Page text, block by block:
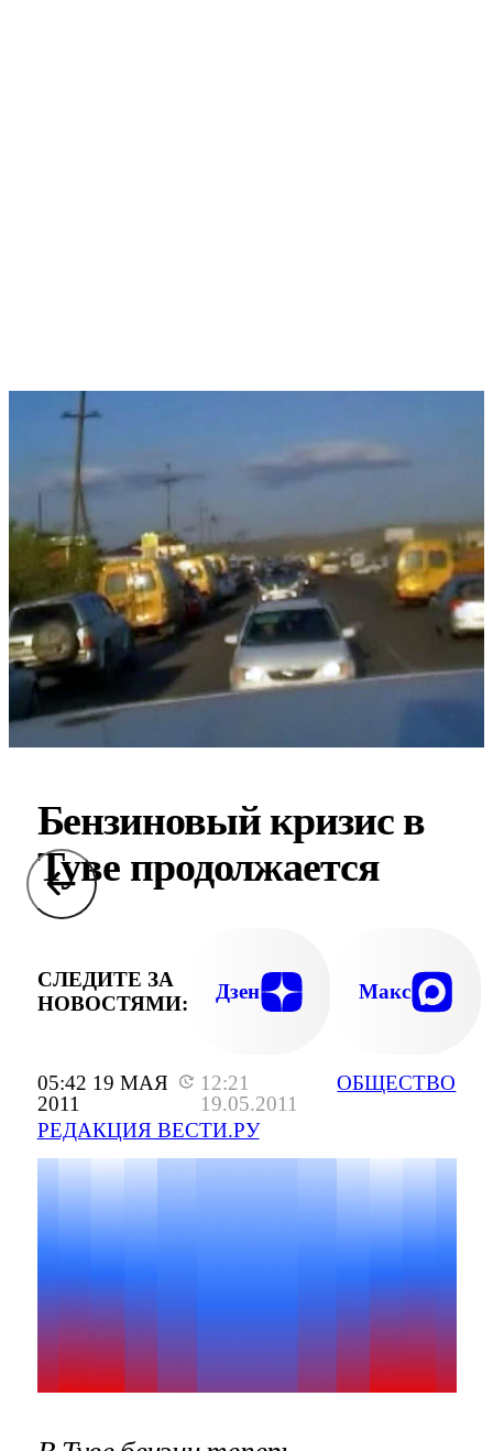
05:42 19 МАЯ
2011
12:21
19.05.2011
РЕДАКЦИЯ ВЕСТИ.РУ
ОБЩЕСТВО
Бензиновый кризис в
Туве продолжается
СЛЕДИТЕ ЗА
НОВОСТЯМИ:
Дзен Макс